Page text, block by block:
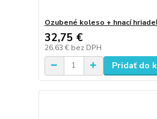
Ozubené koleso + hnací
32,75 €
26,63 € bez DPH
Pridať do